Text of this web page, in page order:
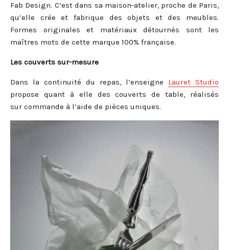
Fab Design. C’est dans sa maison-atelier, proche de Paris,
qu’elle crée et fabrique des objets et des meubles.
Formes originales et matériaux détournés sont les
maîtres mots de cette marque 100% française.
Les couverts sur-mesure
Dans la continuité du repas, l’enseigne Lauret Studio
propose quant à elle des couverts de table, réalisés
sur commande à l’aide de pièces uniques.